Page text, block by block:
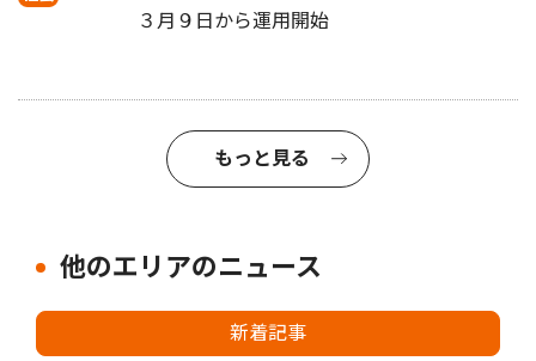
３月９日から運用開始
もっと見る
他のエリアのニュース
新着記事